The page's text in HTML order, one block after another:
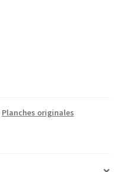
Planches originales